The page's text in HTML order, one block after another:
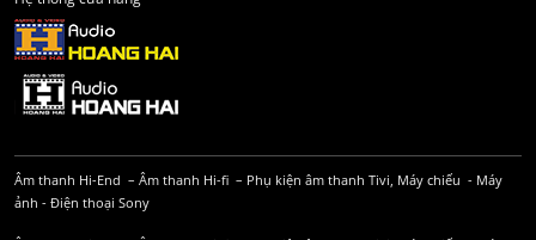
Âm thanh Hi-End – Âm thanh Hi-fi – Phụ kiện âm thanh Tivi, Máy chiếu - Máy
ảnh - Điện thoại Sony